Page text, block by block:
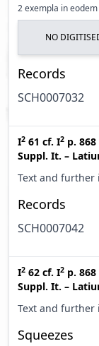
2 exempla in
NO
Records
SCH0007032
I2 61 cf. I2 p. 868
Suppl. It. –
Text and further
Records
SCH0007042
I2 62 cf. I2 p. 868
Suppl. It. –
Text and further
Squeezes